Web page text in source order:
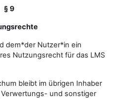
§ 9
dem*der Nutzer*in ein
Nutzungsrecht für das LMS
bleibt im übrigen Inhaber
und sonstiger